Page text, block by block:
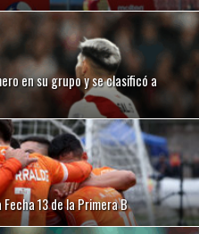
en su grupo y se clasificó a
13 de la Primera B